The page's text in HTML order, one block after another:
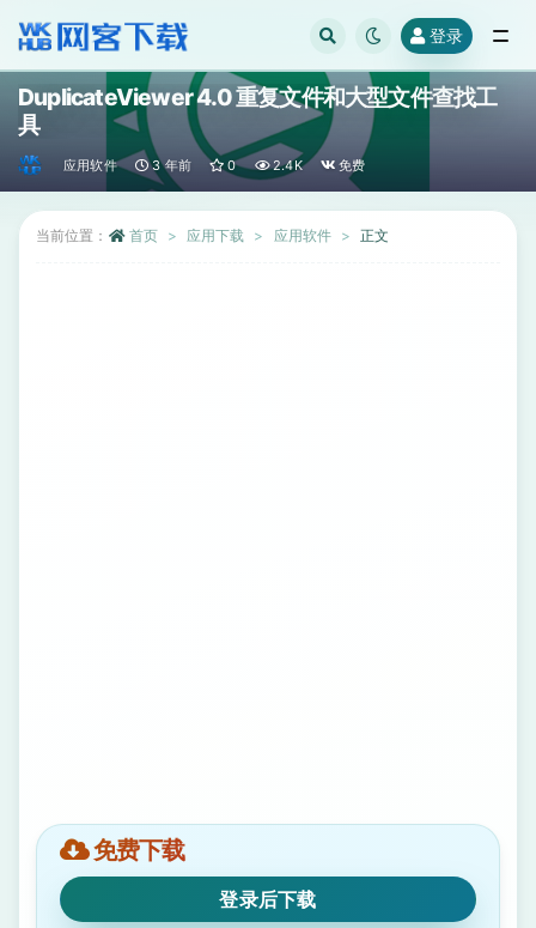
登录
DuplicateViewer 4.0 重复文件和大型文件查找工
具
应用软件 3 年前 0 2.4K 免费
当前位置： 首页 应用下载 应用软件 正文
免费下载
登录后下载
全部